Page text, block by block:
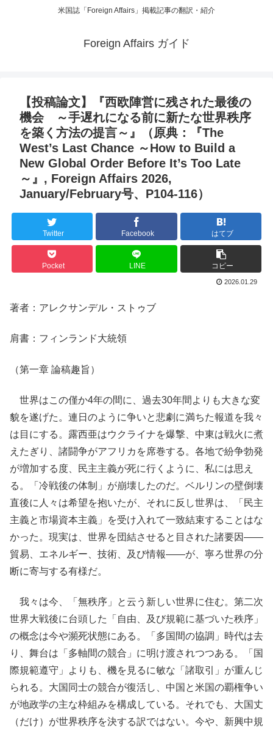
米国誌「Foreign Affairs」掲載記事の翻訳・紹介
Foreign Affairs ガイド
【投稿論文】『西欧陣営に残された最後の
機会 ～手遅れになる前に新たな世界秩序
を築く方法の提言～』（原典：『The
West’s Last Chance ～How to Build a
New Global Order Before It’s Too Late
～』, Foreign Affairs 2026,
January/February号、P104-116）
Twitter Facebook はてブ
Pocket LINE コピー
2026.01.29
著者：アレクサンデル・ストゥブ
肩書：フィンランド大統領
（第一章 論稿趣旨）
世界はこの僅か4年の間に、過去30年間よりも大きな変
貌を遂げた。連日のように争いと悲劇に満ちた報道を我々
は目にする。露西亜はウクライナを爆撃、中東は戦火に煮
えたぎり、諸闘争がアフリカを席巻する。各地で紛争勃発
が増加する度、民主主義が死に行くように、私には思え
る。「冷戦後の体制」が崩壊したのだ。ベルリンの壁倒壊
直後に人々は希望を抱いたが、それに反し世界は、「民主
主義と市場資本主義」を受け入れて一致結束することはな
かった。現実は、世界を団結させると目された諸要因――
貿易、エネルギー、技術、及び情報――が、寧ろ世界の分
断に寄与する有様だ。
我々は今、「無秩序」と云う新しい世界に住む。第二次
世界大戦後に台頭した「自由、及び規範に基づいた秩序」
の概念は今や瀕死状態にある。「多国間の協調」時代は去
り、舞台は「多軸間の競合」に明け渡されつつある。「国
際規範遵守」よりも、機を見るに敏な「諸取引」が重んじ
られる。大国同士の競合が復活し、中国と米国の覇権争い
が地政学の主な枠組みを構成している。それでも、大国丈
（だけ）が世界秩序を決する訳ではない。今や、新興中規